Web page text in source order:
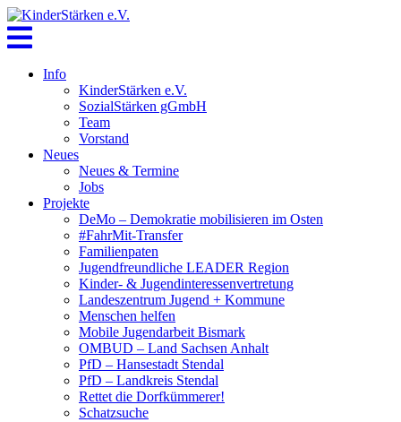
Skip
to
content
Info
KinderStärken e.V.
SozialStärken gGmbH
Team
Vorstand
Neues
Neues & Termine
Jobs
Projekte
DeMo – Demokratie mobilisieren im Osten
#FahrMit-Transfer
Familienpaten
Jugendfreundliche LEADER Region
Kinder- & Jugendinteressenvertretung
Landeszentrum Jugend + Kommune
Menschen helfen
Mobile Jugendarbeit Bismark
OMBUD – Land Sachsen Anhalt
PfD – Hansestadt Stendal
PfD – Landkreis Stendal
Rettet die Dorfkümmerer!
Schatzsuche